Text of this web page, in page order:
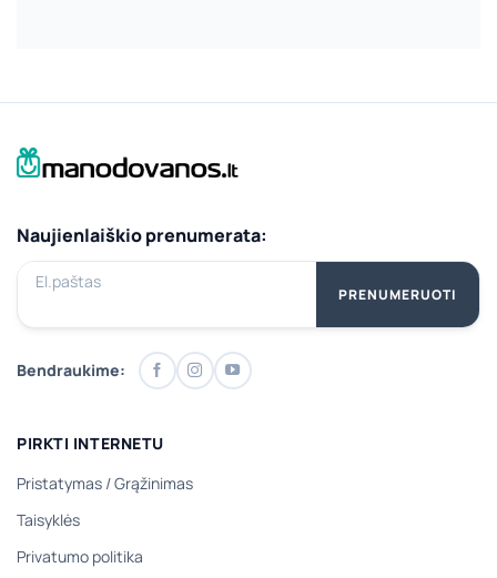
Naujienlaiškio prenumerata:
El.paštas
PRENUMERUOTI
Bendraukime:
PIRKTI INTERNETU
Pristatymas /Grąžinimas
Taisyklės
Privatumo politika